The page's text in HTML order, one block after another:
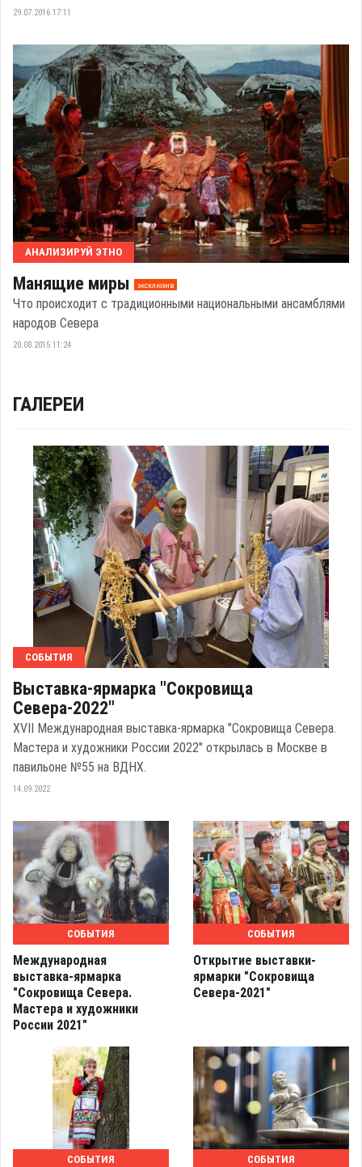
29.07.2016 17:11
АНАЛИЗИРУЙ ЭТНО
Манящие миры эксклюзив
Что происходит с традиционными национальными ансамблями
народов Севера
20.08.2015 11:24
ГАЛЕРЕИ
СОБЫТИЯ
Выставка-ярмарка "Сокровища
Севера-2022"
XVII Международная выставка-ярмарка "Сокровища Севера.
Мастера и художники России 2022" открылась в Москве в
павильоне №55 на ВДНХ.
14.09.2022
СОБЫТИЯ
Международная
выставка-ярмарка
"Сокровища Севера.
Мастера и художники
России 2021"
СОБЫТИЯ
Открытие выставки-
ярмарки "Сокровища
Севера-2021"
СОБЫТИЯ СОБЫТИЯ